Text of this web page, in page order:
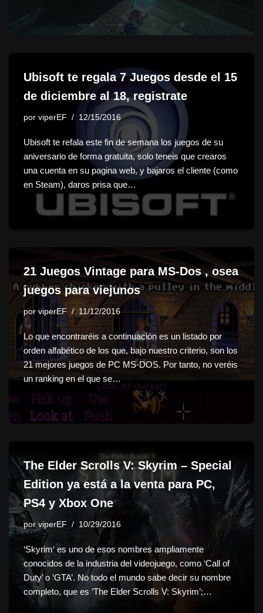
Ubisoft te regala 7 Juegos desde el 15
de diciembre al 18, registrate
por viperEF 12/15/2016
Ubisoft te refala este fin de semana los juegos de su
aniversario de forma gratuita, solo teneis que crearos
una cuenta en su pagina web, y bajaros el cliente (como
en Steam), daros prisa que…
21 Juegos Vintage para MS-Dos , osea
juegos para viejunos
porviperEF 11/12/2016
Lo que encontraréis a continuación es un listado por
orden alfabético de los que, bajo nuestro criterio, son los
21 mejores juegos de PC MS-DOS. Por tanto, no veréis
un ranking en el que se…
The Elder Scrolls V: Skyrim – Special
Edition ya está a la venta para PC,
PS4 y Xbox One
por viperEF 10/29/2016
‘Skyrim‘ es uno de esos nombres ampliamente
conocidos de la industria del videojuego, como ‘Call of
Duty’ o ‘GTA’. No todo el mundo sabe decir su nombre
completo, que es ‘The Elder Scrolls V: Skyrim’;…